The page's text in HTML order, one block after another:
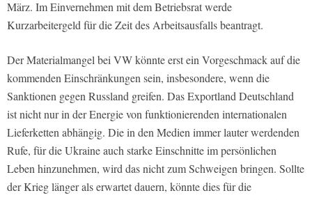
März. Im Einvernehmen mit dem Betriebsrat werde
Kurzarbeitergeld für die Zeit des Arbeitsausfalls beantragt.
Der Materialmangel bei VW könnte erst ein Vorgeschmack auf die
kommenden Einschränkungen sein, insbesondere, wenn die
Sanktionen gegen Russland greifen. Das Exportland Deutschland
ist nicht nur in der Energie von funktionierenden internationalen
Lieferketten abhängig. Die in den Medien immer lauter werdenden
Rufe, für die Ukraine auch starke Einschnitte im persönlichen
Leben hinzunehmen, wird das nicht zum Schweigen bringen. Sollte
der Krieg länger als erwartet dauern, könnte dies für die